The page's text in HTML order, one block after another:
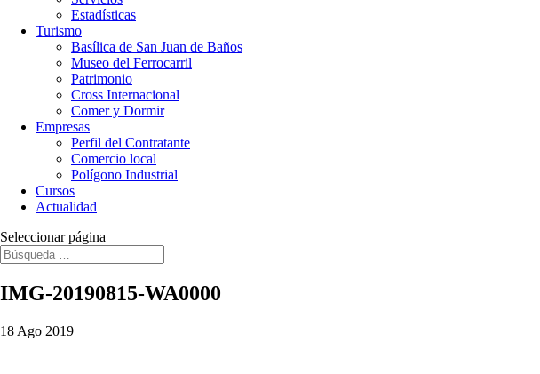
Estadísticas
Turismo
Basílica de San Juan de Baños
Museo del Ferrocarril
Patrimonio
Cross Internacional
Comer y Dormir
Empresas
Perfil del Contratante
Comercio local
Polígono Industrial
Cursos
Actualidad
Seleccionar página
IMG-20190815-WA0000
18 Ago 2019